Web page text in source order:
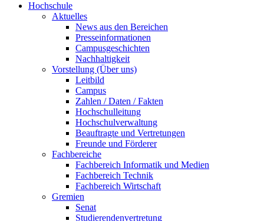
Hochschule
Aktuelles
News aus den Bereichen
Presseinformationen
Campusgeschichten
Nachhaltigkeit
Vorstellung (Über uns)
Leitbild
Campus
Zahlen / Daten / Fakten
Hochschulleitung
Hochschulverwaltung
Beauftragte und Vertretungen
Freunde und Förderer
Fachbereiche
Fachbereich Informatik und Medien
Fachbereich Technik
Fachbereich Wirtschaft
Gremien
Senat
Studierendenvertretung